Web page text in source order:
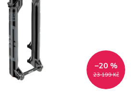
23 199 Kč
–20 %